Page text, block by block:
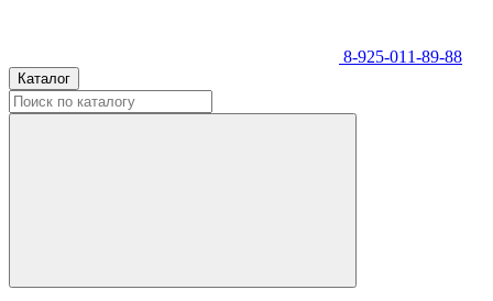
8-925-011-89-88
Каталог